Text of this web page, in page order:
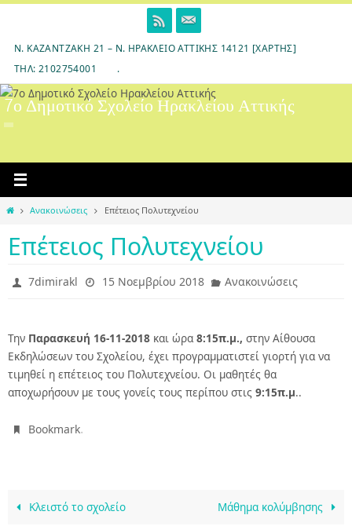
content
Ν. ΚΑΖΑΝΤΖΆΚΗ 21 – Ν. ΗΡΆΚΛΕΙΟ ΑΤΤΙΚΉΣ 14121 [ΧΆΡΤΗΣ]
ΤΗΛ: 2102754001
.
7ο Δημοτικό Σχολείο Ηρακλείου Αττικής
HomeΑνακοινώσεις Επέτειος Πολυτεχνείου
Επέτειος Πολυτεχνείου
7dimirakl 15 Νοεμβρίου 2018 Ανακοινώσεις
Την Παρασκευή 16-11-2018 και ώρα 8:15π.μ., στην Αίθουσα
Εκδηλώσεων του Σχολείου, έχει προγραμματιστεί γιορτή για να
τιμηθεί η επέτειος του Πολυτεχνείου. Οι μαθητές θα
αποχωρήσουν με τους γονείς τους περίπου στις 9:15π.μ..
Bookmark.
Κλειστό το σχολείο Μάθημα κολύμβησης